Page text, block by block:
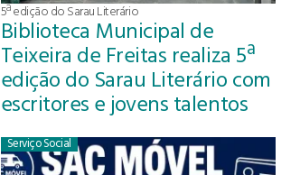
5ª edição do Sarau Literário
Biblioteca Municipal de
Teixeira de Freitas realiza 5ª
edição do Sarau Literário com
escritores e jovens talentos
Serviço Social